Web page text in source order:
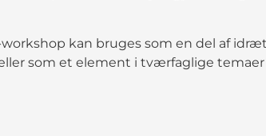
kan bruges som en del af
som et element i tværfaglige